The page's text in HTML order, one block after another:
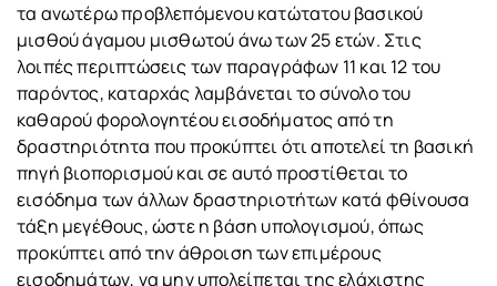
τα ανωτέρω προβλεπόμενου κατώτατου βασικού
μισθού άγαμου μισθωτού άνω των 25 ετών. Στις
λοιπές περιπτώσεις των παραγράφων 11 και 12 του
παρόντος, καταρχάς λαμβάνεται το σύνολο του
καθαρού φορολογητέου εισοδήματος από τη
δραστηριότητα που προκύπτει ότι αποτελεί τη βασική
πηγή βιοπορισμού και σε αυτό προστίθεται το
εισόδημα των άλλων δραστηριοτήτων κατά φθίνουσα
τάξη μεγέθους, ώστε η βάση υπολογισμού, όπως
προκύπτει από την άθροιση των επιμέρους
εισοδημάτων, να μην υπολείπεται της ελάχιστης